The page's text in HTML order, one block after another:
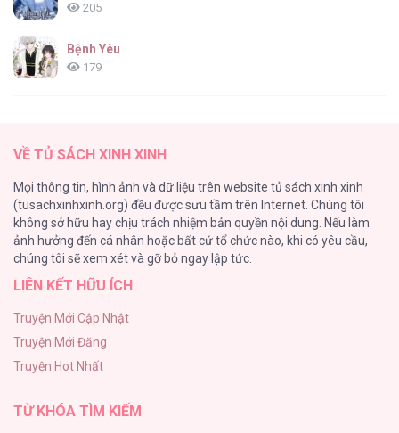
205
Bệnh Yêu
179
135
Đứa Nhỏ Không Phải Là Con Anh
124
Vương Miện Lục Bảo
Mùa Xuân Hoa Nở
103
VỀ TỦ SÁCH XINH XINH
Mọi thông tin, hình ảnh và dữ liệu trên website tủ sách xinh xinh
(tusachxinhxinh.org) đều được sưu tầm trên Internet. Chúng tôi
không sở hữu hay chịu trách nhiệm bản quyền nội dung. Nếu làm
ảnh hưởng đến cá nhân hoặc bất cứ tổ chức nào, khi có yêu cầu,
chúng tôi sẽ xem xét và gỡ bỏ ngay lập tức.
LIÊN KẾT HỮU ÍCH
Truyện Mới Cập Nhật
Truyện Mới Đăng
Truyện Hot Nhất
TỪ KHÓA TÌM KIẾM